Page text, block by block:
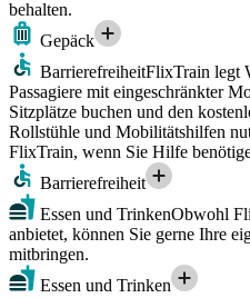
behalten.
Gepäck
BarrierefreiheitFlixTrain legt
Passagiere mit eingeschränkter
Sitzplätze buchen und den
Rollstühle und Mobilitätshilfen
FlixTrain, wenn Sie Hilfe
Barrierefreiheit
Essen und TrinkenObwohl
anbietet, können Sie gerne Ihre
mitbringen.
Essen und Trinken